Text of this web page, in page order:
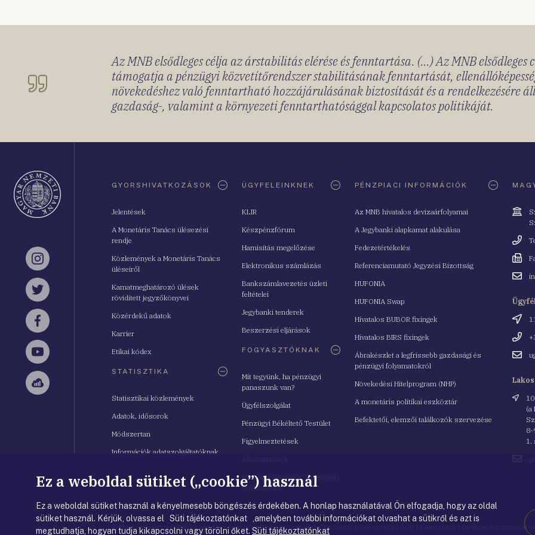
Az MNB elsődleges célja az árstabilitás elérése és fenntartása. (...) Az MNB elsődleges
támogatja a pénzügyi közvetítőrendszer stabilitásának fenntartását,
növekedéshez való fenntartható hozzájárulásának biztosítását és a rendelkezésére
gazdaság-, valamint a környezeti fenntarthatósággal kapcsolatos politikáját.
Instagram
Twitter
Facebook
YouTube
Sellsy
GYORSHIVATKOZÁSOK
Jelentések
A Monetáris Tanács ülésezési
rendje
Közlemények a Monetáris Tanács
üléseiről
Kamatmeghatározó ülések
rövidített jegyzőkönyvei
Közérdekű adatok
Karrier
Etikai kódex
STATISZTIKA
Statisztikai közlemények
Adatok, idősorok
Módszertan
Információk adatszolgáltatóknak
ÜGYFELEINKNEK
KLIR
Készpénzfórum
Hamisítás megelőzése
Elektronikus számlázás
Bankszámlavezetés üzleti
feltételei
Jegybanki tenderek
Beszerzési eljárások
FOGYASZTÓKNAK
Mit tegyünk, ha pénzügyi
panaszunk van?
Ügyfélszolgálat
Pénzügyi Békéltető Testület
Figyelmeztetések
Pénzügyi Navigátor Tanácsadó
Irodahálózat
PÉNZPIACI INFORMÁCIÓK
Az MNB hivatalos devizaárfolyamai
A Jegybanki alapkamat alakulása
Fedezetértékelés
Referenciamutató Jegyzési Bizottság
HUFONIA
HUFONIA Swap
Hivatalos BUBOR fixingek
Hivatalos BIRS fixingek
Ábrakészlet a legfrissebb gazdasági és
pénzügyi folyamatokról
Növekedési Hitelprogram (NHP)
A monetáris politikai eszköztár
Befektetői, elemzői találkozók szervezése
Cím
Fax
Email
Cím
Email
Cím
(a
8-
1.
© Magyar Nemzeti Bank |Impresszum |Jogi nyilatkozat|Adatkezelési tájékoztató Gyakorlati
Ez a weboldal sütiket („cookie”) használ
Ez a weboldal sütiket használ a kényelmesebb böngészés érdekében. A honlap használatával Ön elfogadja, hogy az oldal
sütiket használ. Kérjük, olvassa el Süti tájékoztatónkat ,amelyben további információkat olvashat a sütikről és azt is
megtudhatja, hogyan tudja kikapcsolni vagy törölni őket. Süti tájékoztatónkat